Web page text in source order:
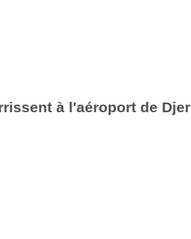
à l'aéroport de